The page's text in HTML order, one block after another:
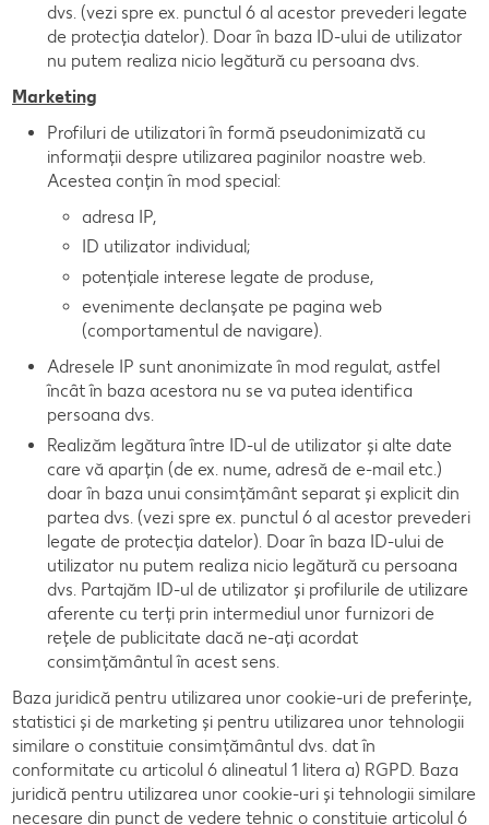
dvs. (vezi spre ex. punctul 6 al acestor prevederi legate
de protecția datelor). Doar în baza ID-ului de utilizator
nu putem realiza nicio legătură cu persoana dvs.
Marketing
Profiluri de utilizatori în formă pseudonimizată cu
informații despre utilizarea paginilor noastre web.
Acestea conțin în mod special:
adresa IP,
ID utilizator individual;
potențiale interese legate de produse,
evenimente declanșate pe pagina web
(comportamentul de navigare).
Adresele IP sunt anonimizate în mod regulat, astfel
încât în baza acestora nu se va putea identifica
persoana dvs.
Realizăm legătura între ID-ul de utilizator și alte date
care vă aparțin (de ex. nume, adresă de e-mail etc.)
doar în baza unui consimțământ separat și explicit din
partea dvs. (vezi spre ex. punctul 6 al acestor prevederi
legate de protecția datelor). Doar în baza ID-ului de
utilizator nu putem realiza nicio legătură cu persoana
dvs. Partajăm ID-ul de utilizator și profilurile de utilizare
aferente cu terți prin intermediul unor furnizori de
rețele de publicitate dacă ne-ați acordat
consimțământul în acest sens.
Baza juridică pentru utilizarea unor cookie-uri de preferințe,
statistici și de marketing și pentru utilizarea unor tehnologii
similare o constituie consimțământul dvs. dat în
conformitate cu articolul 6 alineatul 1 litera a) RGPD. Baza
juridică pentru utilizarea unor cookie-uri și tehnologii similare
necesare din punct de vedere tehnic o constituie articolul 6